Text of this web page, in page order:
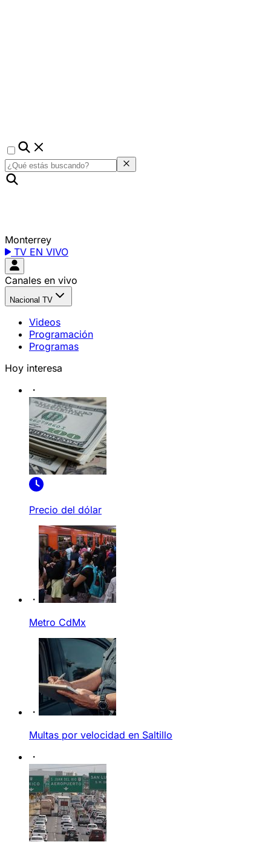
Monterrey
TV EN VIVO
Canales en vivo
Nacional TV
Videos
Programación
Programas
Hoy interesa
Precio del dólar
Metro CdMx
Multas por velocidad en Saltillo